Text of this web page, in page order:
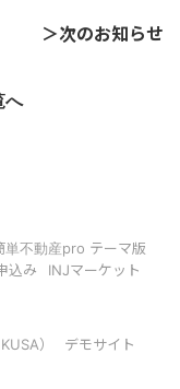
＞次のお知らせ
へ
単不動産pro テーマ版
込み INJマーケット
）
デモサイト